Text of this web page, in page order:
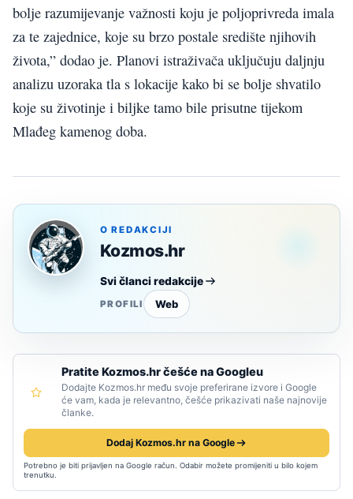
bolje razumijevanje važnosti koju je poljoprivreda imala
za te zajednice, koje su brzo postale središte njihovih
života,” dodao je. Planovi istraživača uključuju daljnju
analizu uzoraka tla s lokacije kako bi se bolje shvatilo
koje su životinje i biljke tamo bile prisutne tijekom
Mlađeg kamenog doba.
O REDAKCIJI
Kozmos.hr
Svi članci redakcije
PROFILI Web
Pratite Kozmos.hr češće na Googleu
Dodajte Kozmos.hr među svoje preferirane izvore i Google
će vam, kada je relevantno, češće prikazivati naše najnovije
članke.
Dodaj Kozmos.hr na Google
Potrebno je biti prijavljen na Google račun. Odabir možete promijeniti u bilo kojem
trenutku.